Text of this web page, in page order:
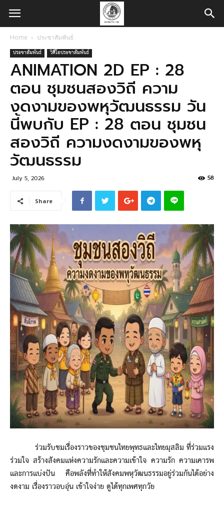
Home ประชาสัมพันธ์
ประชาสัมพันธ์ วิดีโอประชาสัมพันธ์
ANIMATION 2D EP : 28
ตอน ชุมชนสองวิถี ความ
งดงามของพหุวัฒนธรรม วัน
นี้พบกับ EP : 28 ตอน ชุมชน
สองวิถี ความงดงามของพหุ
วัฒนธรรม
July 5, 2026 58
Share
ร่วมรับชมเรื่องราวของชุมชนไทยพุทธและไทยมุสลิม ที่ร่วมแรง
ร่วมใจ สร้างสังคมแห่งความรักและความเข้าใจ ความรัก ความเคารพ
และการแบ่งปัน คือพลังที่ทำให้สังคมพหุวัฒนธรรมอยู่ร่วมกันได้อย่าง
งดงาม เรื่องราวอบอุ่น เข้าใจง่าย ดูได้ทุกเพศทุกวัย